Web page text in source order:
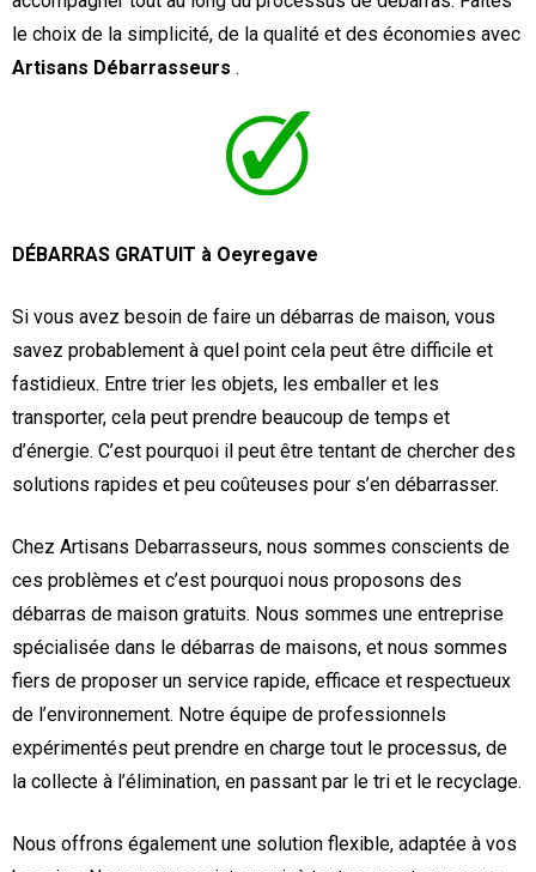
le choix de la simplicité, de la qualité et des économies avec
Artisans Débarrasseurs .
DÉBARRAS GRATUIT à Oeyregave
Si vous avez besoin de faire un débarras de maison, vous
savez probablement à quel point cela peut être difficile et
fastidieux. Entre trier les objets, les emballer et les
transporter, cela peut prendre beaucoup de temps et
d’énergie. C’est pourquoi il peut être tentant de chercher des
solutions rapides et peu coûteuses pour s’en débarrasser.
Chez Artisans Debarrasseurs, nous sommes conscients de
ces problèmes et c’est pourquoi nous proposons des
débarras de maison gratuits. Nous sommes une entreprise
spécialisée dans le débarras de maisons, et nous sommes
fiers de proposer un service rapide, efficace et respectueux
de l’environnement. Notre équipe de professionnels
expérimentés peut prendre en charge tout le processus, de
la collecte à l’élimination, en passant par le tri et le recyclage.
Nous offrons également une solution flexible, adaptée à vos